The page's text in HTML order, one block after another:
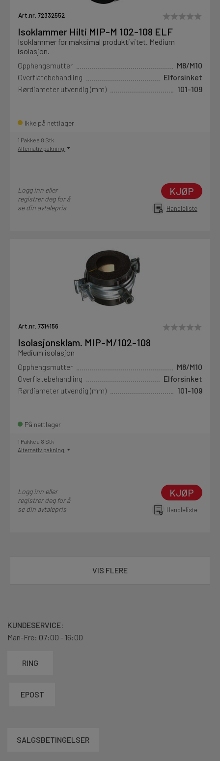
Art.nr. 72332552
Isoklammer Hilti MIP-M 102-108 ELF
Isoklammer for maksimal produktivitet. Medium
isolasjon.
Opphengsmutter
M8/M10
Overflatebehandling
Elforsinket
Rørdiameter utvendig (mm)
101-109
Ikke på nettlager
1 Pakke a 8 Stk
Alternativ pakning
Logg inn eller
registrer deg for å
se din avtalepris
KJØP
Handleliste
Art.nr. 7314156
Isolasjonsklam. MIP-M/102-108
Medium isolasjon
Opphengsmutter
M8/M10
Overflatebehandling
Elforsinket
Rørdiameter utvendig (mm)
101-109
På nettlager
1 Pakke a 8 Stk
Alternativ pakning
Logg inn eller
registrer deg for å
se din avtalepris
KJØP
Handleliste
VIS FLERE
KUNDESERVICE:
Man-Fre: 07:00 - 16:00
RING
EPOST
SALGSBETINGELSER